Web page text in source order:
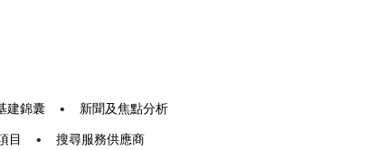
建錦囊 • 新聞及焦點分析
目 • 搜尋服務供應商